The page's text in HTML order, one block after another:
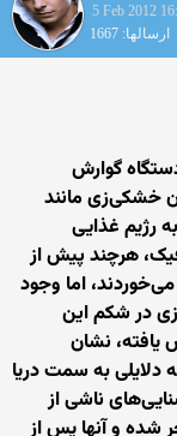
5 Feb 2012
ارسالها: 1667
گوارش
خشکی‌زی مانند
رژیم غذایی
هرچند پیش از
اما وجود
در شکم این
نشان
دلایلی به سمت دریا
ناشی از
شده و آنها پس از